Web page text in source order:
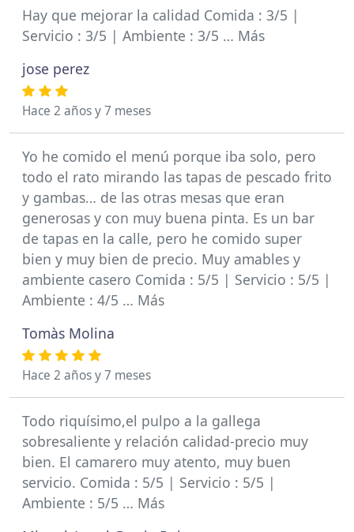
Hay que mejorar la calidad Comida : 3/5 |
Servicio : 3/5 | Ambiente : 3/5 … Más
jose perez
Hace 2 años y 7 meses
Yo he comido el menú porque iba solo, pero
todo el rato mirando las tapas de pescado frito
y gambas… de las otras mesas que eran
generosas y con muy buena pinta. Es un bar
de tapas en la calle, pero he comido super
bien y muy bien de precio. Muy amables y
ambiente casero Comida : 5/5 | Servicio : 5/5 |
Ambiente : 4/5 … Más
Tomàs Molina
Hace 2 años y 7 meses
Todo riquísimo,el pulpo a la gallega
sobresaliente y relación calidad-precio muy
bien. El camarero muy atento, muy buen
servicio. Comida : 5/5 | Servicio : 5/5 |
Ambiente : 5/5 … Más